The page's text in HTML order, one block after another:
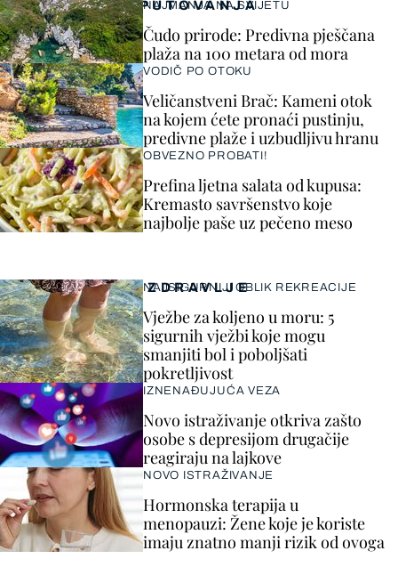
ZDRAVLJE
NAJSIGURNIJI OBLIK REKREACIJE
Vježbe za koljeno u moru: 5
sigurnih vježbi koje mogu
smanjiti bol i poboljšati
pokretljivost
IZNENAĐUJUĆA VEZA
Novo istraživanje otkriva zašto
osobe s depresijom drugačije
reagiraju na lajkove
NOVO ISTRAŽIVANJE
Hormonska terapija u
menopauzi: Žene koje je koriste
imaju znatno manji rizik od ovoga
PUTOVANJA
NAJMANJA NA SVIJETU
Čudo prirode: Predivna pješčana
plaža na 100 metara od mora
VODIČ PO OTOKU
Veličanstveni Brač: Kameni otok
na kojem ćete pronaći pustinju,
predivne plaže i uzbudljivu hranu
OBVEZNO PROBATI!
Prefina ljetna salata od kupusa:
Kremasto savršenstvo koje
najbolje paše uz pečeno meso